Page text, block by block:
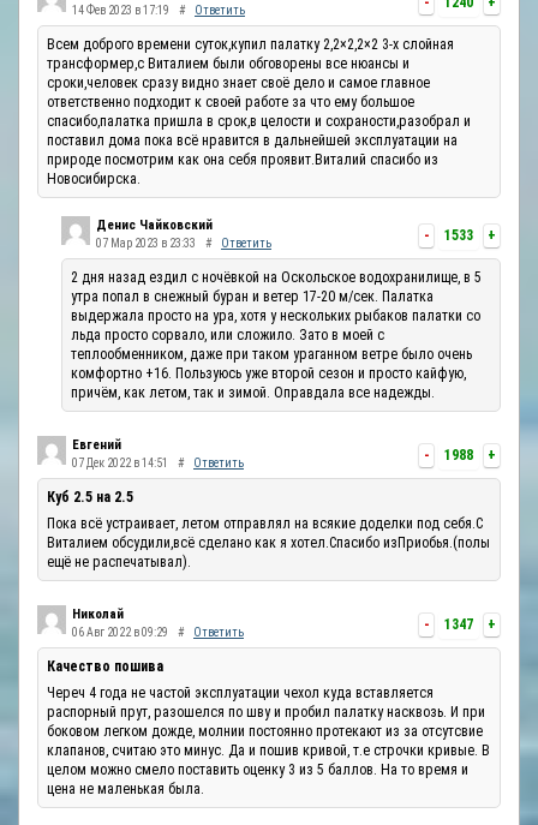
14 Фев 2023 в 17:19 # Ответить
Всем доброго времени суток,купил палатку 2,2×2,2×2 3-х слойная
трансформер,с Виталием были обговорены все нюансы и
сроки,человек сразу видно знает своё дело и самое главное
ответственно подходит к своей работе за что ему большое
спасибо,палатка пришла в срок,в целости и сохраности,разобрал и
поставил дома пока всё нравится в дальнейшей эксплуатации на
природе посмотрим как она себя проявит.Виталий спасибо из
Новосибирска.
- 1533 +
Денис Чайковский
07 Мар 2023 в 23:33 # Ответить
2 дня назад ездил с ночёвкой на Оскольское водохранилище, в 5
утра попал в снежный буран и ветер 17-20 м/сек. Палатка
выдержала просто на ура, хотя у нескольких рыбаков палатки со
льда просто сорвало, или сложило. Зато в моей с
теплообменником, даже при таком ураганном ветре было очень
комфортно +16. Пользуюсь уже второй сезон и просто кайфую,
причём, как летом, так и зимой. Оправдала все надежды.
- 1988 +
Евгений
07 Дек 2022 в 14:51 # Ответить
Куб 2.5 на 2.5
Пока всё устраивает, летом отправлял на всякие доделки под себя.С
Виталием обсудили,всё сделано как я хотел.Спасибо изПриобья.(полы
ещё не распечатывал).
- 1347 +
Николай
06 Авг 2022 в 09:29 # Ответить
Качество пошива
Череч 4 года не частой эксплуатации чехол куда вставляется
распорный прут, разошелся по шву и пробил палатку насквозь. И при
боковом легком дожде, молнии постоянно протекают из за отсутсвие
клапанов, считаю это минус. Да и пошив кривой, т.е строчки кривые. В
целом можно смело поставить оценку 3 из 5 баллов. На то время и
цена не маленькая была.